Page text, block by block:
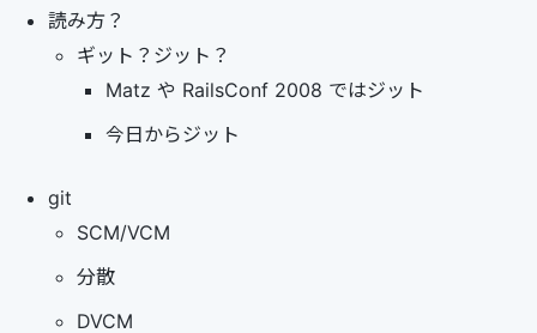
読み方？
ギット？ジット？
Matz や RailsConf 2008 ではジット
今日からジット
git
SCM/VCM
分散
DVCM